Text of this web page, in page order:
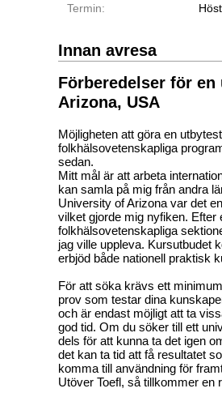
Termin:
Innan avresa
Förberedelser för
Arizona, USA
Möjligheten att göra en
folkhälsovetenskapliga
sedan.
Mitt mål är att arbeta
kan samla på mig från andra
University of Arizona var det
vilket gjorde mig nyfiken. Efter
folkhälsovetenskapliga
jag ville uppleva. Kursutbudet
erbjöd både nationell praktisk
För att söka krävs ett
prov som testar dina
och är endast möjligt att ta
god tid. Om du söker till ett
dels för att kunna ta det igen
det kan ta tid att få resultatet
komma till användning för
Utöver Toefl, så tillkommer en